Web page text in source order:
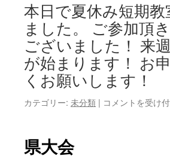
本日で夏休み短期
ました。 ご参加頂
ございました！ 来
が始まります！ お
くお願いします！
カテゴリー: 未分類 | 短
コメントを受け
県大会